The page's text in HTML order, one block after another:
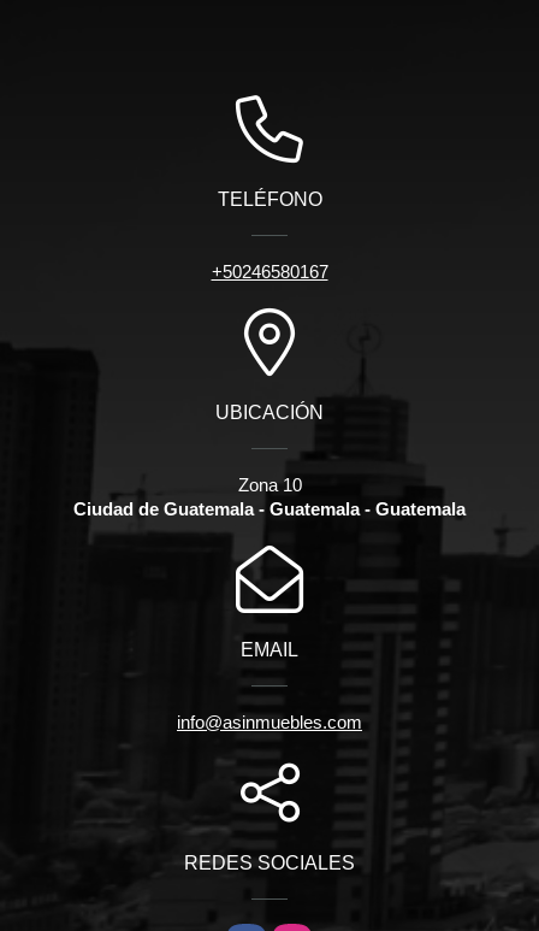
TELÉFONO
+50246580167
UBICACIÓN
Zona 10
Ciudad de Guatemala - Guatemala - Guatemala
EMAIL
info@asinmuebles.com
REDES SOCIALES